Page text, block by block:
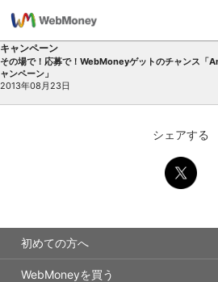
キャンペーン
その場で！応募で！WebMoneyゲットのチャンス
ャンペーン」
2013年08月23日
シェアする
初めての方へ
WebMoneyを買う